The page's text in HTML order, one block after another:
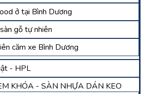
ở tại Bình Dương
gỗ tự nhiên
căm xe Bình Dương
- HPL
KHÓA - SÀN NHỰA DÁN KEO